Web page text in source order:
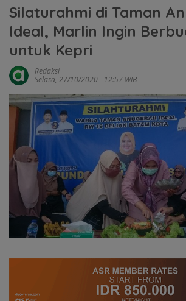
Silaturahmi di Taman
Ideal, Marlin Ingin
untuk Kepri
Redaksi
Selasa, 27/10/2020 - 12:57 WIB